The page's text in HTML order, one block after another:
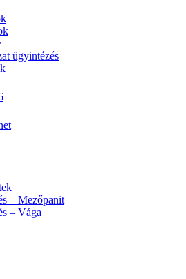
ügyintézés
– Mezőpanit
– Vága